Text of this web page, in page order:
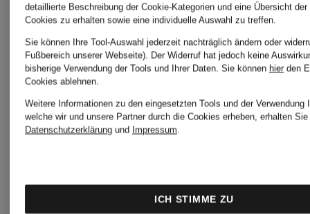
+Aktionsrabatt
detaillierte Beschreibung der Cookie-Kategorien und eine Übersicht
Cookies zu erhalten sowie eine individuelle Auswahl zu treffen.
Sie können Ihre Tool-Auswahl jederzeit nachträglich ändern oder
Fußbereich unserer Webseite). Der Widerruf hat jedoch keine
bisherige Verwendung der Tools und Ihrer Daten. Sie können hier den
Cookies ablehnen.
Weitere Informationen zu den eingesetzten Tools und der Verwendung
welche wir und unsere Partner durch die Cookies erheben, erhalten
Datenschutzerklärung und Impressum.
ICH STIMME ZU